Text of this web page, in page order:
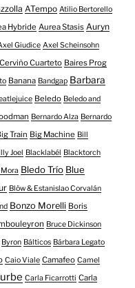
ATempo Atilio Bertorello
Hybride Aurea Stasis Auryn
Giudice Axel Scheinsohn
Cuarteto Baires Prog
Banana Bandgap Barbara
Beledo Beledo and
Bernardo Alza Bernardo
Train Big Machine Bill
Joel Blacklabél Blacktorch
Mora Bledo Trío Blue
Blöw & Estanislao Corvalán
Bonzo Morelli Boris
Bruce Dickinson
Byron Bálticos Bárbara Legato
Caio Viale Camafeo Camel
Carla Ficarrotti Carla